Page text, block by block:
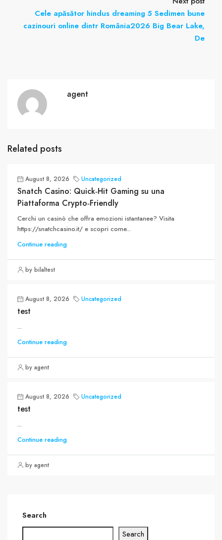
Cele apăsător hindus dreaming 5 Sedimen bune
cazinouri online dintr România2026 Big Bear Lake,
De
agent
Related posts
August 8, 2026 Uncategorized
Snatch Casino: Quick‑Hit Gaming su una
Piattaforma Crypto‑Friendly
Cerchi un casinò che offra emozioni istantanee? Visita
https://snatchcasino.it/ e scopri come...
Continue reading
by bilaltest
August 8, 2026 Uncategorized
test
...
Continue reading
by agent
August 8, 2026 Uncategorized
test
...
Continue reading
by agent
Search
Search